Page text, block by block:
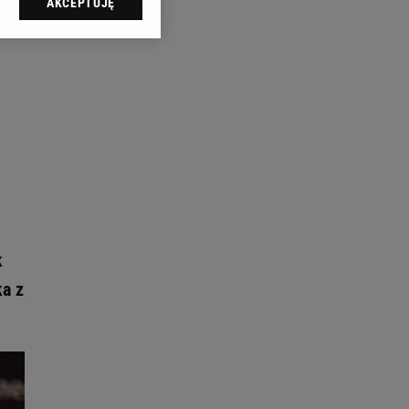
z
sp. z o.o., jej
swoje preferencje
celów identyfikacji.
reklam i treści,